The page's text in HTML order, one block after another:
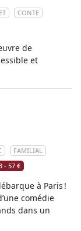
CONTE
de
et
FAMILIAL
- 57 €
à Paris !
comédie
dans un